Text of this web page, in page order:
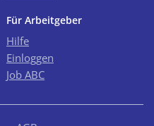
Für Arbeitgeber
Hilfe
Einloggen
Job ABC